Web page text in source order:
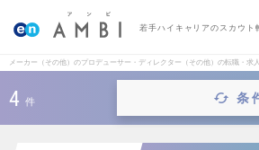
若手ハイキャリアのスカウト
メーカー（その他）のプロデューサー・ディレクター（その他）の転職・求
4 件 条